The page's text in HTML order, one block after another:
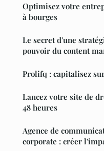
Optimisez votre
à bourges
Le secret d'une
pouvoir du content
Prolifq : capitalisez
Lancez votre site de
48 heures
Agence de
corporate : créer